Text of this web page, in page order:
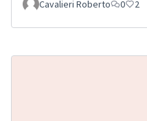
Cavalieri Roberto 0 2